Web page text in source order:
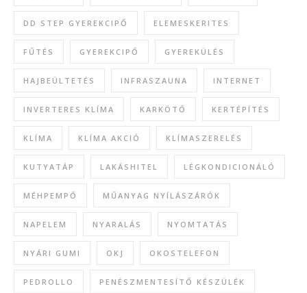
DD STEP GYEREKCIPŐ ELEMESKERITES
FŰTÉS GYEREKCIPŐ GYEREKÜLÉS
HAJBEÜLTETÉS INFRASZAUNA INTERNET
INVERTERES KLÍMA KARKÖTŐ KERTÉPÍTÉS
KLÍMA KLÍMA AKCIÓ KLÍMASZERELÉS
KUTYATÁP LAKÁSHITEL LÉGKONDICIONÁLÓ
MÉHPEMPŐ MŰANYAG NYÍLÁSZÁRÓK
NAPELEM NYARALÁS NYOMTATÁS
NYÁRI GUMI OKJ OKOSTELEFON
PEDROLLO PENÉSZMENTESÍTŐ KÉSZÜLÉK